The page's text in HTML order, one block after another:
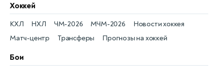
Хоккей
Новости хоккея
КХЛ
Матч-центр
НХЛ
Трансферы
ЧМ-2026
Прогнозы на хоккей
МЧМ-2026
Бои